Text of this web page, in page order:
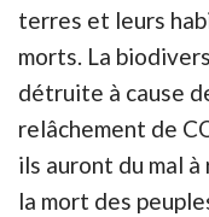
terres et leurs
morts. La
détruite à cause
relâchement de
ils auront du mal
la mort des